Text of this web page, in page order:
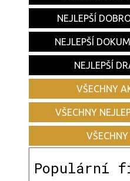
NEJLEPŠÍ
NEJLEPŠÍ
NEJLEPŠÍ
VŠECHNY
VŠECHNY
VŠECHNY
Populární